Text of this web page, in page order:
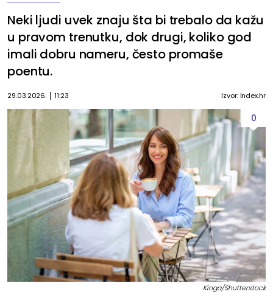
Neki ljudi uvek znaju šta bi trebalo da kažu
u pravom trenutku, dok drugi, koliko god
imali dobru nameru, često promaše
poentu.
29.03.2026. 11:23 Izvor: Index.hr
0
Kinga/Shutterstock